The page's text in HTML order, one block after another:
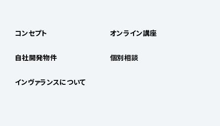
コンセプト
自社開発物件
インヴァランスについて
オンライン講座
個別相談